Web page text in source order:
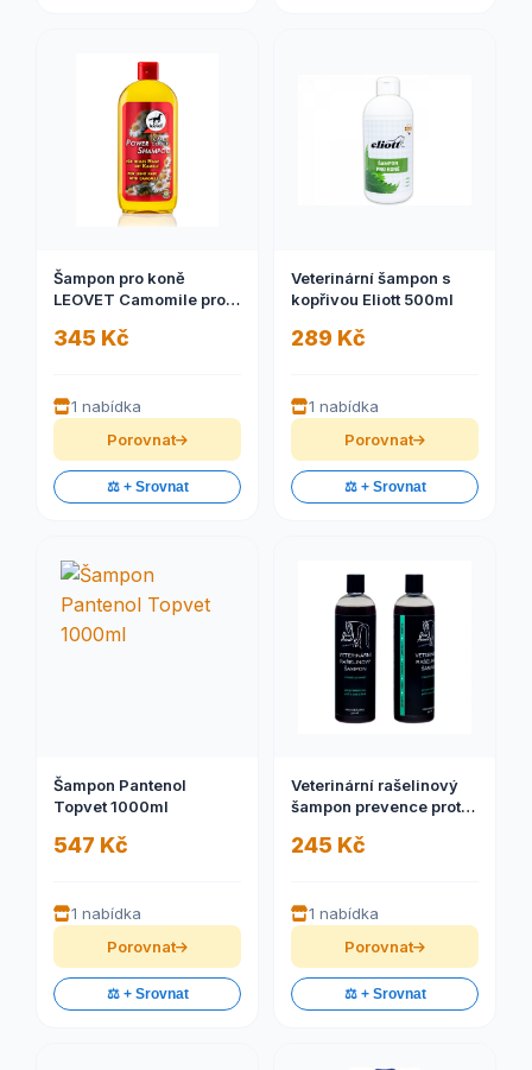
Šampon pro koně
LEOVET Camomile pro
345 Kč
1 nabídka
Porovnat
⚖️ + Srovnat
Veterinární šampon s
kopřivou Eliott 500ml
289 Kč
1 nabídka
Porovnat
⚖️ + Srovnat
Šampon Pantenol
Topvet 1000ml
547 Kč
1 nabídka
Porovnat
⚖️ + Srovnat
Veterinární rašelinový
šampon prevence proti
245 Kč
1 nabídka
Porovnat
⚖️ + Srovnat